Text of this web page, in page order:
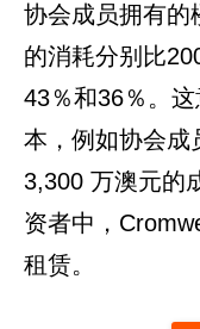
协会成员拥有的
的消耗分别比
43％和36％。
本，例如协会成
3,300 万澳元的
资者中，
租赁。